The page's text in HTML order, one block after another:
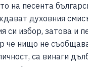
на песента
духовния
си избор, затова и
че нищо не
са винаги